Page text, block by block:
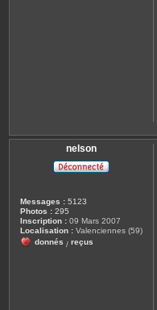
nelson
Messages : 5123
Photos : 295
Inscription : 09 Mars 2007
Localisation : Valenciennes (59)
donnés / reçus